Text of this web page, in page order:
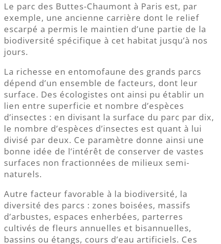
Le parc des Buttes-Chaumont à Paris est, par
exemple, une ancienne carrière dont le relief
escarpé a permis le maintien d’une partie de la
biodiversité spécifique à cet habitat jusqu’à nos
jours.
La richesse en entomofaune des grands parcs
dépend d’un ensemble de facteurs, dont leur
surface. Des écologistes ont ainsi pu établir un
lien entre superficie et nombre d’espèces
d’insectes : en divisant la surface du parc par dix,
le nombre d’espèces d’insectes est quant à lui
divisé par deux. Ce paramètre donne ainsi une
bonne idée de l’intérêt de conserver de vastes
surfaces non fractionnées de milieux semi-
naturels.
Autre facteur favorable à la biodiversité, la
diversité des parcs : zones boisées, massifs
d’arbustes, espaces enherbées, parterres
cultivés de fleurs annuelles et bisannuelles,
bassins ou étangs, cours d’eau artificiels. Ces